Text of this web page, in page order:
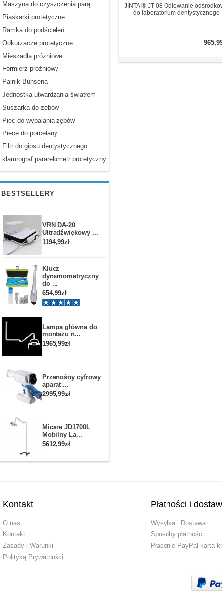
Maszyna do czyszczenia parą
Piaskarki protetyczne
Ramka do podścieleń
Odkurzacze protetyczne
Mieszadła próżniowe
Formierz próżniowy
Palnik Bunsena
Jednostka utwardzania światłem
Suszarka do zębów
Piec do wypalania zębów
Piece do porcelany
Filtr do gipsu dentystycznego
klamrograf pararelometr protetyczny
BESTSELLERY
VRN DA-20
Ultradźwiękowy ...
1194,99zł
Klucz
dynamometryczny
do ...
654,99zł
Lampa główna do
montażu n...
1965,99zł
Przenośny cyfrowy
aparat ...
2995,99zł
Micare JD1700L
Mobilny La...
5612,99zł
JINTAI® JT-08 Odlewanie
do laboratorium dentystycznego
Kontakt
O nas
Kontakt
Zasady i Warunki
Polityką Prywatności
Płatności i
Wysyłka i Dostawa
Sposoby płatności
Płacenie PayPal kartą